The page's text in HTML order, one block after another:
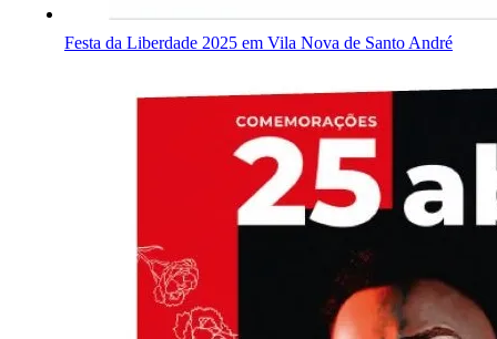
Festa da Liberdade 2025 em Vila Nova de Santo André